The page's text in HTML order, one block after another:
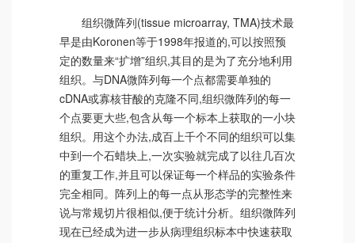
组织微阵列(tissue microarray, TMA)技术最
早是由Koronen等于1998年报道的,可以按照预
定的数量来“扩增”组织,其目的是为了充分地利用
组织。与DNA微阵列每一个点都需要单独的
cDNA或寡核苷酸的克隆不同,组织微阵列的每一
个点要更大些,包含从每一个标本上获取的一小块
组织。用这个办法,成百上千个不同的组织可以集
中到一个石蜡块上,一次实验就完成了以往几百次
的重复工作,并且可以保证每一个样品的实验条件
完全相同。阵列上的每一点从形态学的完整性来
说与常规切片很相似,便于统计分析。组织微阵列
现在已经成为进一步从病理组织标本中快速获取